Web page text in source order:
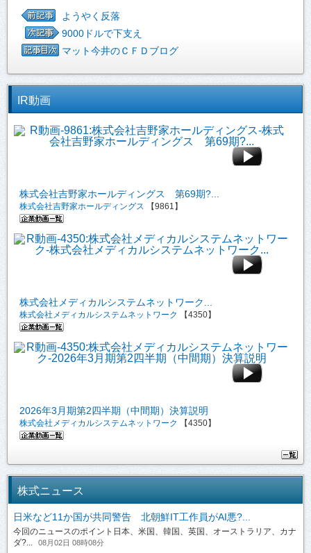
ようやく反落
9000ドルで下支え
マット今井のＣＦＤブログ
IR動画
株式会社吉野家ホールディングス 第69期?...
株式会社吉野家ホールディングス 【9861】
株式会社メディカルシステムネットワーク...
株式会社メディカルシステムネットワーク 【4350】
2026年3月期第2四半期（中間期）決算説明
株式会社メディカルシステムネットワーク 【4350】
株式ニュース
日米など11か国が共同警告 北朝鮮IT工作員がAI悪?...
今回のニュースのポイント日本、米国、韓国、英国、オーストラリア、カナ
ダ?...
08月02日 08時08分